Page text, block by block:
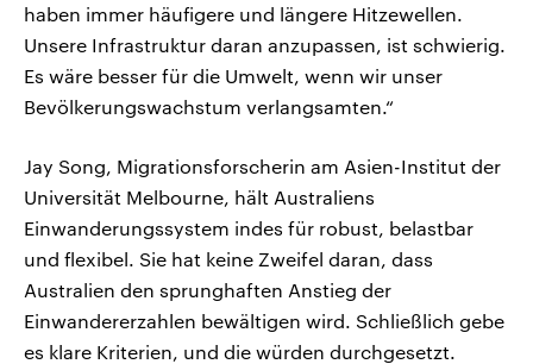
haben immer häufigere und längere Hitzewellen.
Unsere Infrastruktur daran anzupassen, ist schwierig.
Es wäre besser für die Umwelt, wenn wir unser
Bevölkerungswachstum verlangsamten.“
Jay Song, Migrationsforscherin am Asien-Institut der
Universität Melbourne, hält Australiens
Einwanderungssystem indes für robust, belastbar
und flexibel. Sie hat keine Zweifel daran, dass
Australien den sprunghaften Anstieg der
Einwandererzahlen bewältigen wird. Schließlich gebe
es klare Kriterien, und die würden durchgesetzt.